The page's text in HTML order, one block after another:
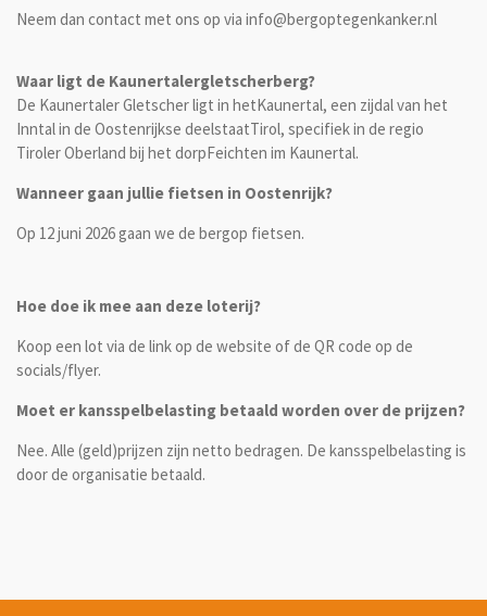
Neem dan contact met ons op via info@bergoptegenkanker.nl
Waar ligt de Kaunertalergletscherberg?
De Kaunertaler Gletscher ligt in hetKaunertal, een zijdal van het
Inntal in de Oostenrijkse deelstaatTirol, specifiek in de regio
Tiroler Oberland bij het dorpFeichten im Kaunertal.
Wanneer gaan jullie fietsen in Oostenrijk?
Op 12 juni 2026 gaan we de bergop fietsen.
Hoe doe ik mee aan deze loterij?
Koop een lot via de link op de website of de QR code op de
socials/flyer.
Moet er kansspelbelasting betaald worden over de prijzen?
Nee. Alle (geld)prijzen zijn netto bedragen. De kansspelbelasting is
door de organisatie betaald.